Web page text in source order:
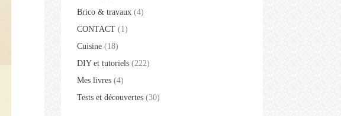
Brico & travaux(4)
CONTACT(1)
Cuisine(18)
DIY et tutoriels(222)
Mes livres(4)
Tests et découvertes(30)